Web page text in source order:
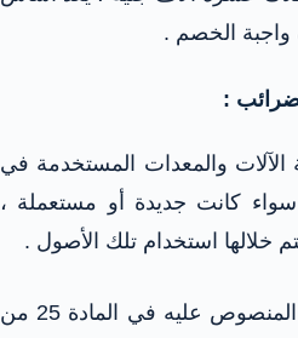
واجبة الخصم .
تكلفة الآلات والمعدات المستخدمة في
سواء كانت جديدة أو مستعملة ،
خلالها استخدام تلك الأصول .
ويتم حساب أساس الإهلاك المنصوص عليه في المادة 25 من